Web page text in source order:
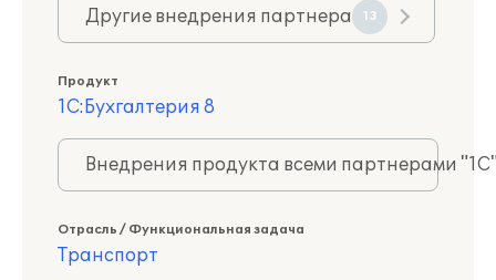
Другие внедрения партнера 13
Продукт
1С:Бухгалтерия 8
Внедрения продукта всеми партнерами
Отрасль / Функциональная задача
Транспорт